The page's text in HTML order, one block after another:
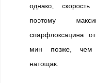
однако, скорость
поэтому
спарфлоксацина
мин позже, чем
натощак.